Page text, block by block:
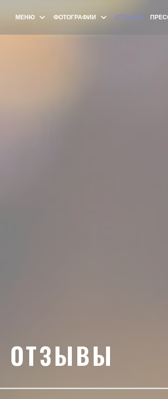
МЕНЮ ФОТОГРАФИИ ОТЗЫВЫ
ОТЗЫВЫ